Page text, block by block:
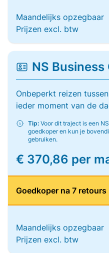
Maandelijks opzegbaar
Prijzen excl. btw
NS
Onbeperkt reizen
ieder moment van de
Tip: Voor dit traject is een
goedkoper en kun je
gebruiken.
€ 370,86 per
Goedkoper na 7 retours
Maandelijks opzegbaar
Prijzen excl. btw